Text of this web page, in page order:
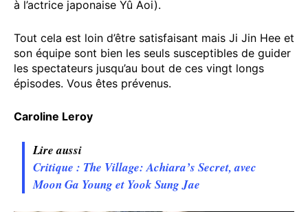
à l’actrice japonaise Yû Aoi).
Tout cela est loin d’être satisfaisant mais Ji Jin Hee et
son équipe sont bien les seuls susceptibles de guider
les spectateurs jusqu’au bout de ces vingt longs
épisodes. Vous êtes prévenus.
Caroline Leroy
Lire aussi
Critique : The Village: Achiara’s Secret, avec
Moon Ga Young et Yook Sung Jae